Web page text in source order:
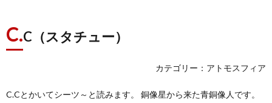
C.C（スタチュー）
カテゴリー：アトモスフィア
C.Cとかいてシーツ～と読みます。 銅像星から来た青銅像人です。